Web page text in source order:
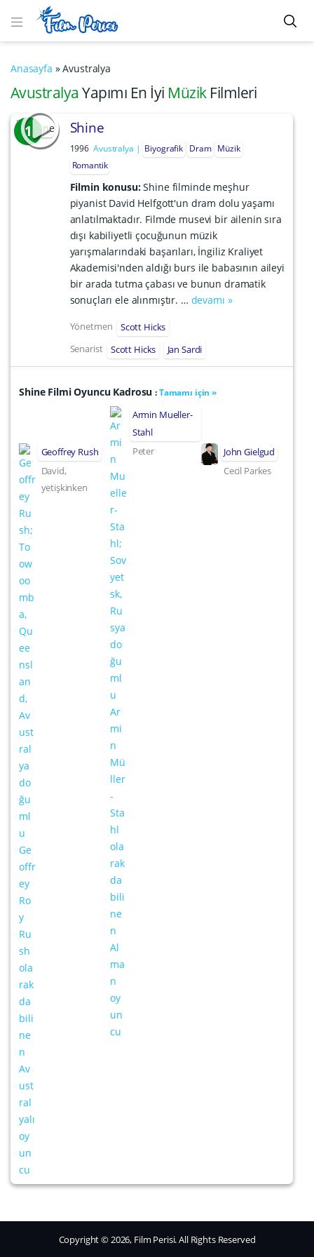
Anasayfa »Avustralya
Avustralya Yapımı En İyi Müzik Filmleri
1 Shine
1996 Avustralya Biyografik Dram Müzik
Romantik
Filmin konusu:Shine filminde meşhur
piyanist David Helfgott'un dram dolu yaşamı
anlatılmaktadır. Filmde musevi bir ailenin sıra
dışı kabiliyetli çocuğunun müzik
yarışmalarındaki başarıları, İngiliz Kraliyet
Akademisi'nden aldığı burs ile babasının aileyi
bir arada tutma çabası ve bunun dramatik
sonuçları ele alınmıştır. … devamı »
Yönetmen
Scott Hicks
Senarist
Scott Hicks Jan Sardi
Shine Filmi Oyuncu Kadrosu:Tamamı için »
Geoffrey Rush
David,
yetişkinken
Armin Mueller-
Stahl
Peter
John Gielgud
Cecil Parkes
Copyright © 2026, Film Perisi. All Rights Reserved